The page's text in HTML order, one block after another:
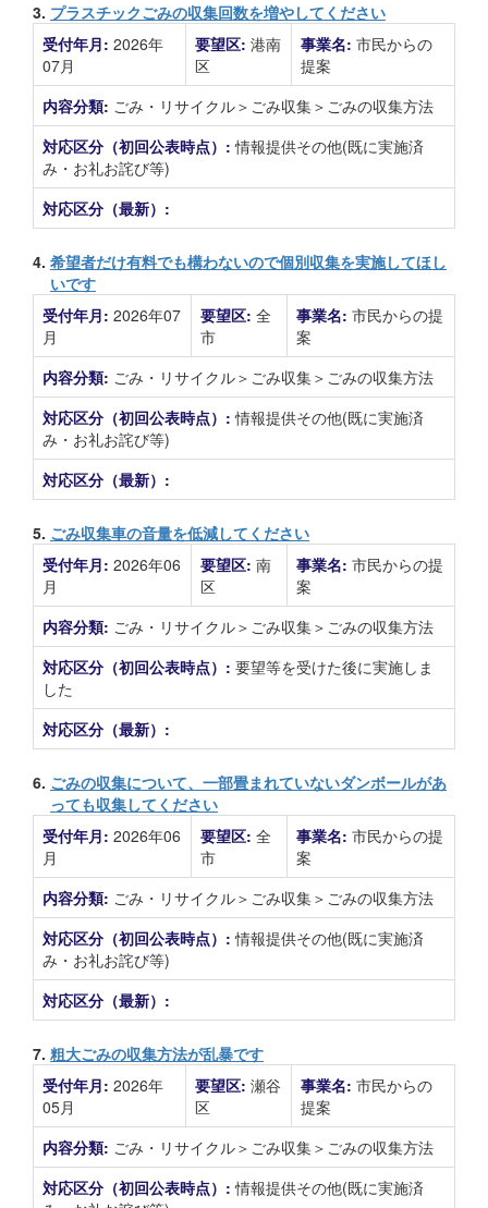
3. プラスチックごみの収集回数を増やしてください
受付年月: 2026年
07月
要望区: 港南
区
事業名: 市民からの
提案
内容分類: ごみ・リサイクル＞ごみ収集＞ごみの収集方法
対応区分（初回公表時点）:情報提供その他(既に実施済
み・お礼お詫び等)
対応区分（最新）:
4. 希望者だけ有料でも構わないので個別収集を実施してほし
いです
受付年月: 2026年07
月
要望区: 全
市
事業名: 市民からの提
案
内容分類: ごみ・リサイクル＞ごみ収集＞ごみの収集方法
対応区分（初回公表時点）:情報提供その他(既に実施済
み・お礼お詫び等)
対応区分（最新）:
5. ごみ収集車の音量を低減してください
受付年月: 2026年06
月
要望区: 南
区
事業名: 市民からの提
案
内容分類: ごみ・リサイクル＞ごみ収集＞ごみの収集方法
対応区分（初回公表時点）: 要望等を受けた後に実施しま
した
対応区分（最新）:
6. ごみの収集について、一部畳まれていないダンボールがあ
っても収集してください
受付年月: 2026年06
月
要望区: 全
市
事業名: 市民からの提
案
内容分類: ごみ・リサイクル＞ごみ収集＞ごみの収集方法
対応区分（初回公表時点）:情報提供その他(既に実施済
み・お礼お詫び等)
対応区分（最新）:
7. 粗大ごみの収集方法が乱暴です
受付年月: 2026年
05月
要望区: 瀬谷
区
事業名: 市民からの
提案
内容分類: ごみ・リサイクル＞ごみ収集＞ごみの収集方法
対応区分（初回公表時点）:情報提供その他(既に実施済